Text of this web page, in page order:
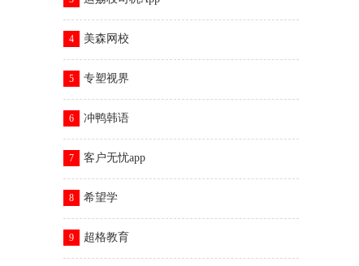
4 美森网校
5 专塑视界
6 冲鸭韩语
7 客户无忧app
8 希望学
9 超格教育